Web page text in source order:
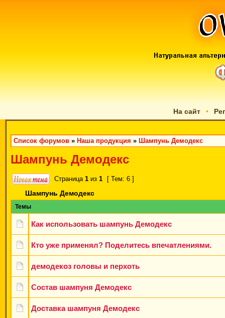
На сайт •
Список форумов » Наша продукция » Шампунь Демодекс
Шампунь Демодекс
Страница 1 из 1 [ Тем: 6 ]
Шампунь Демодекс
Темы
Как использовать шампунь Демодекс
Кто уже применял? Поделитесь впечатлениями.
демодекоз головы и перхоть
Состав шампуня Демодекс
Доставка шампуня Демодекс